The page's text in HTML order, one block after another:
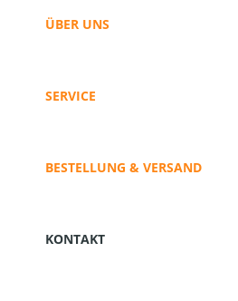
ÜBER UNS
SERVICE
BESTELLUNG & VERSAND
KONTAKT